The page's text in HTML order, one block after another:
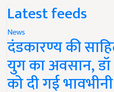
Latest feeds
News
दंडकारण्य की
युग का अवसान, डॉ
को दी गई